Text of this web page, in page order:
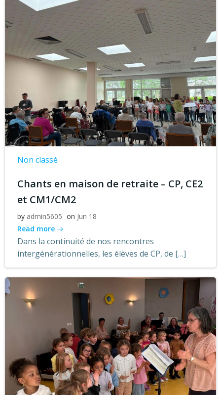
Non classé
Chants en maison de retraite – CP, CE2
et CM1/CM2
by admin5605 on Jun 18
Read more
Dans la continuité de nos rencontres
intergénérationnelles, les élèves de CP, de […]